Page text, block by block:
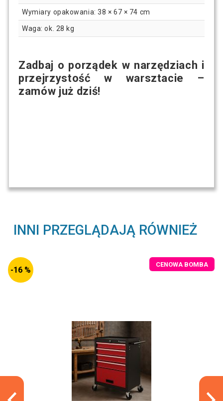
Wymiary opakowania: 38 × 67 × 74 cm
Waga: ok. 28 kg
Zadbaj o porządek w narzędziach i
przejrzystość w warsztacie –
zamów już dziś!
INNI PRZEGLĄDAJĄ RÓWNIEŻ
-16 %
CENOWA BOMBA